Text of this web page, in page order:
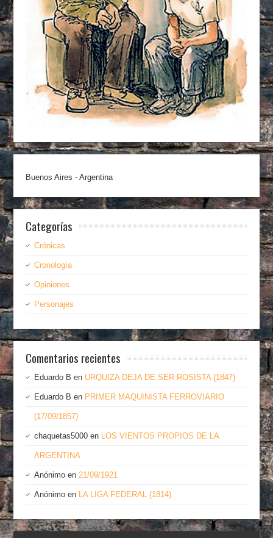
Buenos Aires - Argentina
Categorías
Crónicas
Cronología
Opiniones
Personajes
Comentarios recientes
Eduardo B en URQUIZA DEJA DE SER ROSISTA (1847)
Eduardo B en PRIMER MAQUINISTA FERROVIARIO
(17/09/1857)
chaquetas5000 en LOS VIENTOS PROPIOS DE LA
ARGENTINA
Anónimo en 21/09/1921
Anónimo en LA LIGA FEDERAL (1814)